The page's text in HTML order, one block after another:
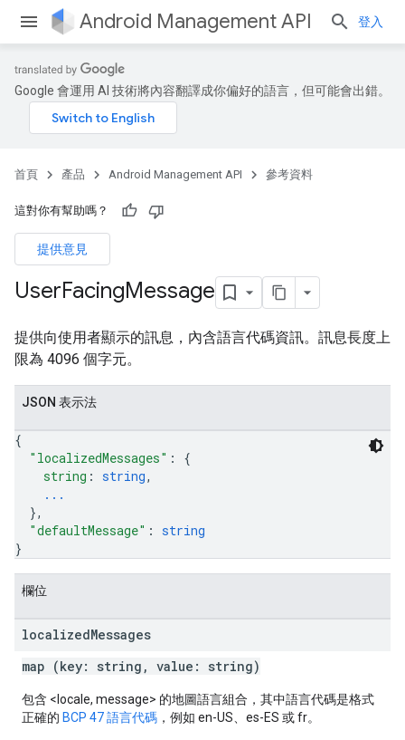
Android Management API 登入
Google 會運用 AI 技術將內容翻譯成你偏好的語言，但可能會出錯。
首頁 產品 Android Management API 參考資料
這對你有幫助嗎？
提供意見
UserFacingMessage
提供向使用者顯示的訊息，內含語言代碼資訊。訊息長度上
限為 4096 個字元。
JSON 表示法
{
"localizedMessages" : {
string : string,
...
},
"defaultMessage" : string
}
欄位
localizedMessages
map (key: string, value: string)
包含 <locale, message> 的地圖語言組合，其中語言代碼是格式
正確的 BCP 47 語言代碼 ，例如 en-US、es-ES 或 fr。